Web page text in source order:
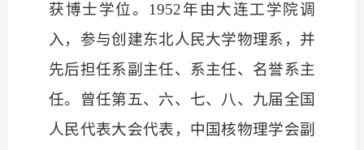
获博士学位。 1952年由大连工学院调
入，参与创建东北人民大学物理系，并
先后担任系副主任、系主任、名誉系主
任。曾任第五、六、七、八、九届全国
人民代表大会代表 ，中国核物理学会副